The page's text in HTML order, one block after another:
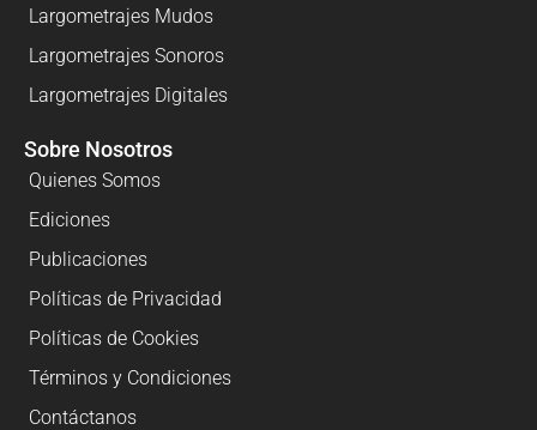
Largometrajes Mudos
Largometrajes Sonoros
Largometrajes Digitales
Sobre Nosotros
Quienes Somos
Ediciones
Publicaciones
Políticas de Privacidad
Políticas de Cookies
Términos y Condiciones
Contáctanos